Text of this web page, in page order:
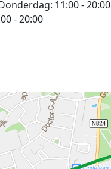
11:00 - 20:00
- 20:00